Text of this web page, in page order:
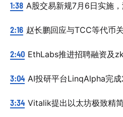
1:38 A股交易新规7月6日实施
2:16 赵长鹏回应与TCC等代币
2:40 EthLabs推进招聘融资及
3:04 AI投研平台LinqAlpha完
3:34 Vitalik提出以太坊极致精